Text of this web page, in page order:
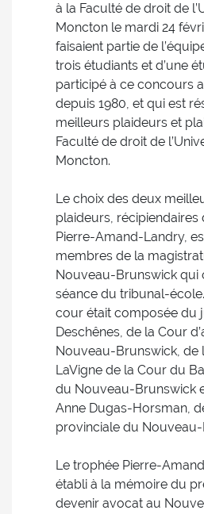
à la Faculté de droit de
Moncton le mardi 24
faisaient partie de
trois étudiants et d’une
participé à ce concours
depuis 1980, et qui est
meilleurs plaideurs et
Faculté de droit de
Moncton.
Le choix des deux
plaideurs, récipiendaires
Pierre-Amand-Landry,
membres de la
Nouveau-Brunswick qui
séance du tribunal-
cour était composée du
Deschênes, de la Cour
Nouveau-Brunswick, de
LaVigne de la Cour du
du Nouveau-Brunswick
Anne Dugas-Horsman,
provinciale du
Le trophée Pierre-
établi à la mémoire du
devenir avocat au